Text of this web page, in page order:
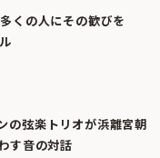
くの人にその歓びを
の弦楽トリオが浜離宮朝
す音の対話